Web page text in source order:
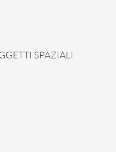
SPAZIALI